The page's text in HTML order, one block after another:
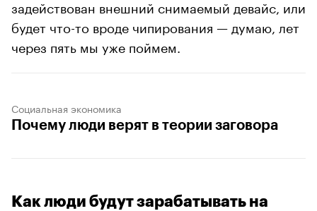
задействован внешний снимаемый девайс, или
будет что-то вроде чипирования — думаю, лет
через пять мы уже поймем.
Социальная экономика
Почему люди верят в теории заговора
Как люди будут зарабатывать на